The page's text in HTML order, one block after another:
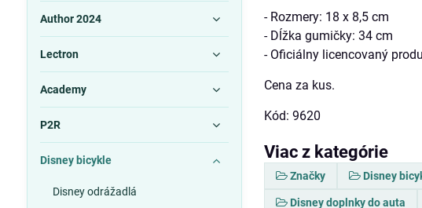
- Rozmery: 18 x 8,5 cm
- Dĺžka gumičky: 34 cm
- Oficiálny licencovaný
Cena za kus.
Kód: 9620
Viac z kategórie
Značky Disney
Disney doplnky do auta
Author 2024
Lectron
Academy
P2R
Disney bicykle
Disney odrážadlá